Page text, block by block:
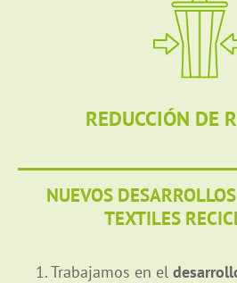
REDUCCIÓN DE
NUEVOS
TEXTILES
1. Trabajamos en el